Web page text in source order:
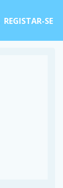
REGISTAR-SE